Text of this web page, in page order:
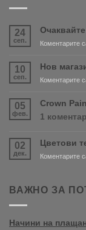
24
сеп. Коментарите
10
сеп.
Нов
Коментарите
05
фев.
Crown
1 коментар
02
дек.
Цветови
Коментарите
ВАЖНО ЗА
Начини на